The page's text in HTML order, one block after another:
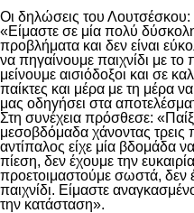
Οι δηλώσεις του Λουτσέσκου:
«Είμαστε σε μία πολύ
προβλήματα και δεν είναι
να πηγαίνουμε παιχνίδι με
μείνουμε αισιόδοξοι και σε
παίκτες και μέρα με τη μέρα
μας οδηγήσει στα
Στη συνέχεια πρόσθεσε:
μεσοβδόμαδα χάνοντας τρεις
αντίπαλος είχε μία βδομάδα
πίεση, δεν έχουμε την
προετοιμαστούμε σωστά, δεν
παιχνίδι. Είμαστε
την κατάσταση».